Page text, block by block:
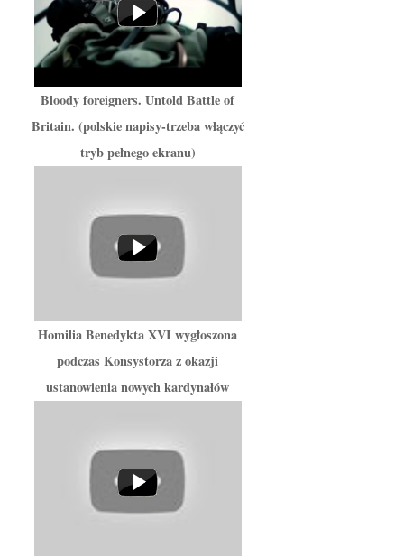
Bloody foreigners. Untold Battle of
Britain. (polskie napisy-trzeba włączyć
tryb pełnego ekranu)
Homilia Benedykta XVI wygłoszona
podczas Konsystorza z okazji
ustanowienia nowych kardynałów